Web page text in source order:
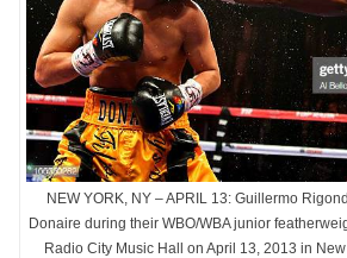
NEW YORK, NY – APRIL 13: Guillermo
Donaire during their WBO/WBA junior
Radio City Music Hall on April 13, 2013 in New